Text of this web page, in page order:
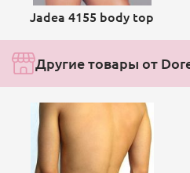
Jadea 4155 body top
Другие товары от